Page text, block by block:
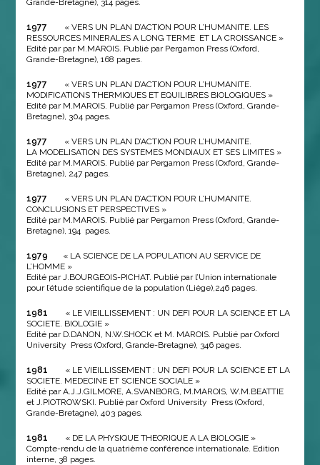
1977 « VERS UN PLAN D’ACTION POUR L’HUMANITE. LES
RESSOURCES MINERALES A LONG TERME ET LA CROISSANCE »
Edité par par M.MAROIS. Publié par Pergamon Press (Oxford,
Grande-Bretagne), 168 pages.
1977 « VERS UN PLAN D’ACTION POUR L’HUMANITE.
MODIFICATIONS THERMIQUES ET EQUILIBRES BIOLOGIQUES »
Edité par M.MAROIS. Publié par Pergamon Press (Oxford, Grande-
Bretagne), 304 pages.
1977 « VERS UN PLAN D’ACTION POUR L’HUMANITE.
LA MODELISATION DES SYSTEMES MONDIAUX ET SES LIMITES »
Edité par M.MAROIS. Publié par Pergamon Press (Oxford, Grande-
Bretagne), 247 pages.
1977 « VERS UN PLAN D’ACTION POUR L’HUMANITE.
CONCLUSIONS ET PERSPECTIVES »
Edité par M.MAROIS. Publié par Pergamon Press (Oxford, Grande-
Bretagne), 194 pages.
1979
« LA SCIENCE DE LA POPULATION AU SERVICE DE
L’HOMME »
Edité par J.BOURGEOIS-PICHAT. Publié par l’Union internationale
pour l’étude scientifique de la population (Liège),246 pages.
1981
« LE VIEILLISSEMENT : UN DEFI POUR LA SCIENCE ET LA
SOCIETE. BIOLOGIE »
Edité par D.DANON, N.W.SHOCK et M. MAROIS. Publié par Oxford
University Press (Oxford, Grande-Bretagne), 346 pages.
1981 « LE VIEILLISSEMENT : UN DEFI POUR LA SCIENCE ET LA
SOCIETE. MEDECINE ET SCIENCE SOCIALE »
Edité par A.J.J.GILMORE, A.SVANBORG, M.MAROIS, W.M.BEATTIE
et J.PIOTROWSKI. Publié par Oxford University Press (Oxford,
Grande-Bretagne), 403 pages.
1981 « DE LA PHYSIQUE THEORIQUE A LA BIOLOGIE »
Compte-rendu de la quatrième conférence internationale. Edition
interne, 38 pages.